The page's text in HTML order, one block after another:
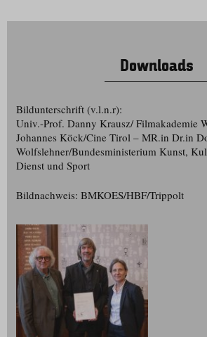
Downloads
Bildunterschrift (v.l.n.r):
Univ.-Prof. Danny Krausz/ Filmakademie
Johannes Köck/Cine Tirol –MR.in Dr.in
Wolfslehner/Bundesministerium Kunst,
Dienst und Sport
Bildnachweis: BMKOES/HBF/Trippolt